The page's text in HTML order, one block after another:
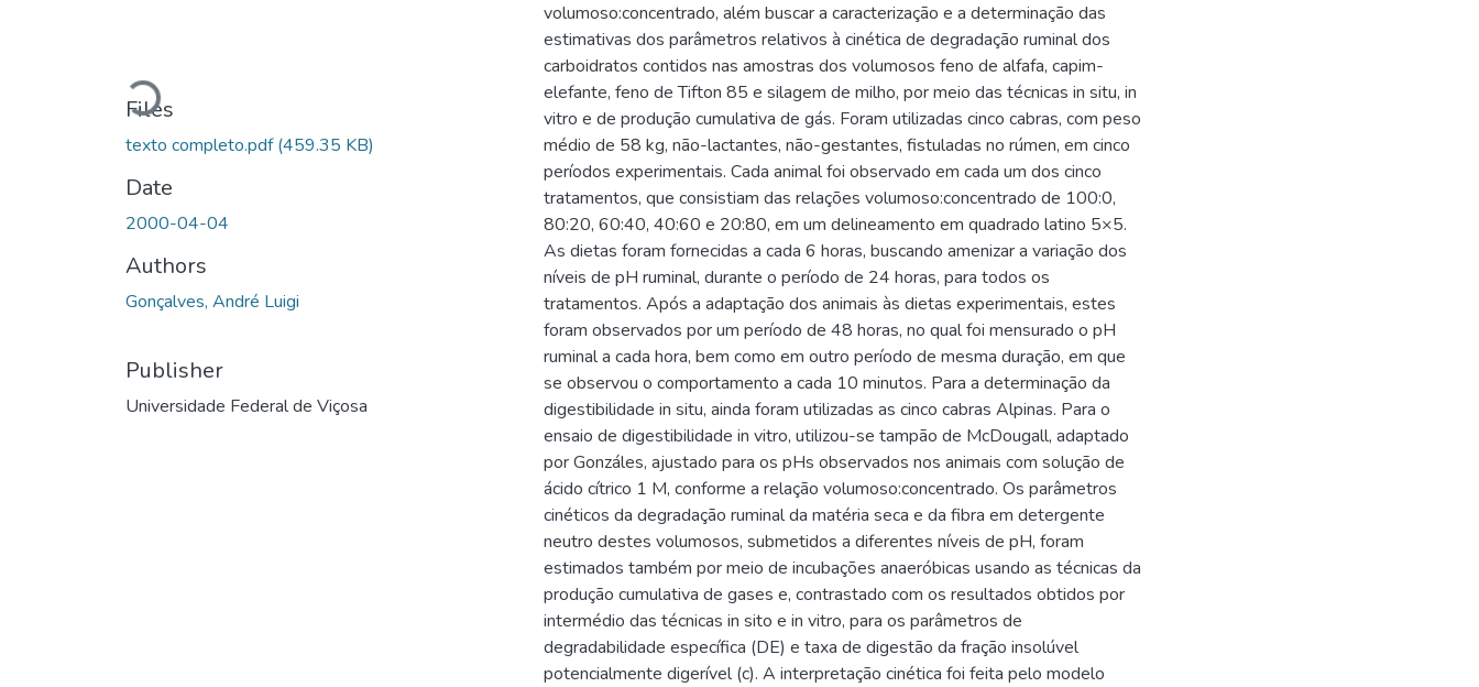
Loading...
Files
texto completo.pdf(459.35 KB)
Date
2000-04-04
Authors
Gonçalves, André Luigi
Publisher
Universidade Federal de Viçosa
volumoso:concentrado, além buscar a caracterização e a determinação das
estimativas dos parâmetros relativos à cinética de degradação ruminal dos
carboidratos contidos nas amostras dos volumosos feno de alfafa, capim-
elefante, feno de Tifton 85 e silagem de milho, por meio das técnicas in situ, in
vitro e de produção cumulativa de gás. Foram utilizadas cinco cabras, com peso
médio de 58 kg, não-lactantes, não-gestantes, fistuladas no rúmen, em cinco
períodos experimentais. Cada animal foi observado em cada um dos cinco
tratamentos, que consistiam das relações volumoso:concentrado de 100:0,
80:20, 60:40, 40:60 e 20:80, em um delineamento em quadrado latino 5×5.
As dietas foram fornecidas a cada 6 horas, buscando amenizar a variação dos
níveis de pH ruminal, durante o período de 24 horas, para todos os
tratamentos. Após a adaptação dos animais às dietas experimentais, estes
foram observados por um período de 48 horas, no qual foi mensurado o pH
ruminal a cada hora, bem como em outro período de mesma duração, em que
se observou o comportamento a cada 10 minutos. Para a determinação da
digestibilidade in situ, ainda foram utilizadas as cinco cabras Alpinas. Para o
ensaio de digestibilidade in vitro, utilizou-se tampão de McDougall, adaptado
por Gonzáles, ajustado para os pHs observados nos animais com solução de
ácido cítrico 1 M, conforme a relação volumoso:concentrado. Os parâmetros
cinéticos da degradação ruminal da matéria seca e da fibra em detergente
neutro destes volumosos, submetidos a diferentes níveis de pH, foram
estimados também por meio de incubações anaeróbicas usando as técnicas da
produção cumulativa de gases e, contrastado com os resultados obtidos por
intermédio das técnicas in sito e in vitro, para os parâmetros de
degradabilidade específica (DE) e taxa de digestão da fração insolúvel
potencialmente digerível (c). A interpretação cinética foi feita pelo modelo